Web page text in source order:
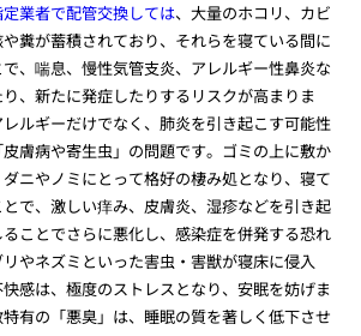
業者で配管交換しては、大量のホコリ、カビ
糞が蓄積されており、それらを寝ている間に
、喘息、慢性気管支炎、アレルギー性鼻炎な
、新たに発症したりするリスクが高まりま
ルギーだけでなく、肺炎を引き起こす可能性
膚病や寄生虫」の問題です。ゴミの上に敷か
ニやノミにとって格好の棲み処となり、寝て
で、激しい痒み、皮膚炎、湿疹などを引き起
ことでさらに悪化し、感染症を併発する恐れ
やネズミといった害虫・害獣が寝床に侵入
感は、極度のストレスとなり、安眠を妨げま
有の「悪臭」は、睡眠の質を著しく低下させ